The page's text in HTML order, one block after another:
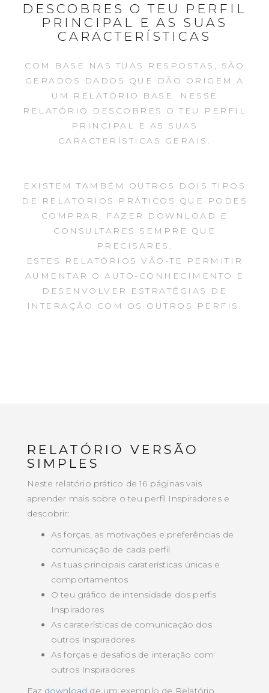
DESCOBRES O TEU PERFIL
PRINCIPAL E AS SUAS
CARACTERÍSTICAS
COM BASE NAS TUAS RESPOSTAS, SÃO
GERADOS DADOS QUE DÃO ORIGEM A
UM RELATÓRIO BASE. NESSE
RELATÓRIO DESCOBRES O TEU PERFIL
PRINCIPAL E AS SUAS
CARACTERÍSTICAS GERAIS.
EXISTEM TAMBÉM OUTROS DOIS TIPOS
DE RELATÓRIOS PRÁTICOS QUE PODES
COMPRAR, FAZER DOWNLOAD E
CONSULTARES SEMPRE QUE
PRECISARES.
ESTES RELATÓRIOS VÃO-TE PERMITIR
AUMENTAR O AUTO-CONHECIMENTO E
DESENVOLVER ESTRATÉGIAS DE
INTERAÇÃO COM OS OUTROS PERFIS.
RELATÓRIO VERSÃO
SIMPLES
Neste relatório prático de 16 páginas vais
aprender mais sobre o teu perfil Inspiradores e
descobrir:
As forças, as motivações e preferências de
comunicação de cada perfil
As tuas principais caraterísticas únicas e
comportamentos
O teu gráfico de intensidade dos perfis
Inspiradores
As caraterísticas de comunicação dos
outros Inspiradores
As forças e desafios de interação com
outros Inspiradores
Faz download de um exemplo de Relatório